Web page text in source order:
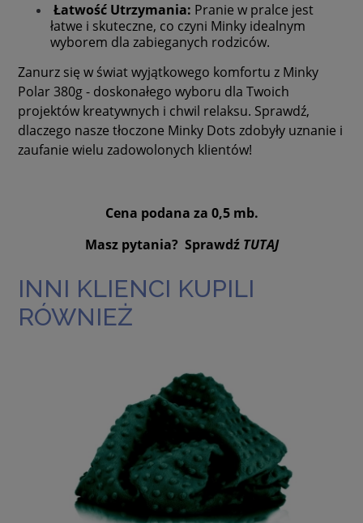
Łatwość Utrzymania: Pranie w pralce jest
łatwe i skuteczne, co czyni Minky idealnym
wyborem dla zabieganych rodziców.
Zanurz się w świat wyjątkowego komfortu z Minky
Polar 380g - doskonałego wyboru dla Twoich
projektów kreatywnych i chwil relaksu. Sprawdź,
dlaczego nasze tłoczone Minky Dots zdobyły uznanie i
zaufanie wielu zadowolonych klientów!
Cena podana za 0,5 mb.
Masz pytania? Sprawdź TUTAJ
INNI KLIENCI KUPILI
RÓWNIEŻ